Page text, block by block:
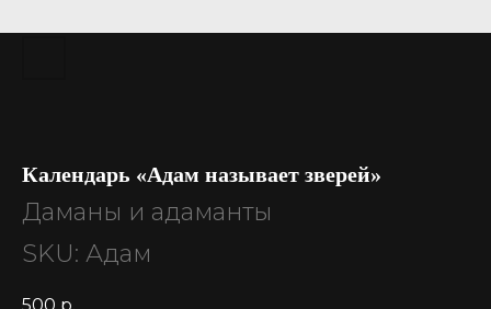
Календарь «Адам называет зверей»
Даманы и адаманты
SKU: Адам